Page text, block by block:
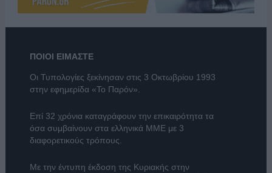
ΠΟΙΟΙ ΕΙΜΑΣΤΕ
Οι Τυπολογίες ξεκίνησαν στις 3 Οκτωβρίου 1993
στην εφημερίδα «Το Παρόν».
Επί 32 χρόνια καταγράφουν την επικαιρότητα τα
όσα συμβαίνουν στα ελληνικά ΜΜΕ με 3
διαφορετικούς τρόπους.
Με την έντυπη έκδοση της Κυριακής στην